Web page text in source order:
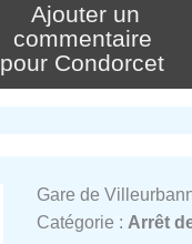
Ajouter un
commentaire
pour Condorcet
Gare de
Catégorie : Arrêt